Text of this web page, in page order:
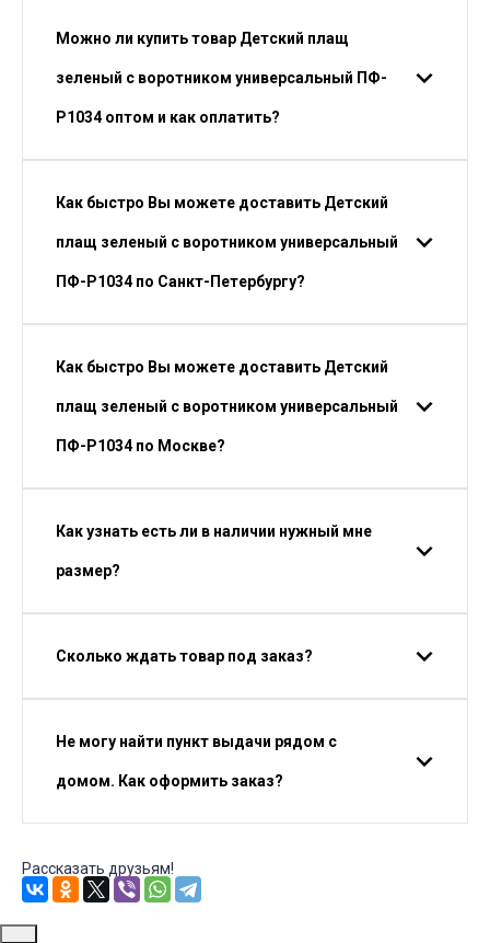
Можно ли купить товар Детский плащ
зеленый с воротником универсальный ПФ-
P1034 оптом и как оплатить?
Как быстро Вы можете доставить Детский
плащ зеленый с воротником универсальный
ПФ-P1034 по Санкт-Петербургу?
Как быстро Вы можете доставить Детский
плащ зеленый с воротником универсальный
ПФ-P1034 по Москве?
Как узнать есть ли в наличии нужный мне
размер?
Сколько ждать товар под заказ?
Не могу найти пункт выдачи рядом с
домом. Как оформить заказ?
Рассказать друзьям!